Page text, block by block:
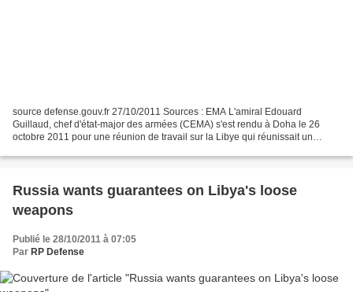
source defense.gouv.fr 27/10/2011 Sources : EMA L'amiral Edouard
Guillaud, chef d'état-major des armées (CEMA) s'est rendu à Doha le 26
octobre 2011 pour une réunion de travail sur la Libye qui réunissait un
Russia wants guarantees on Libya's loose
weapons
Publié le 28/10/2011 à 07:05
Par RP Defense